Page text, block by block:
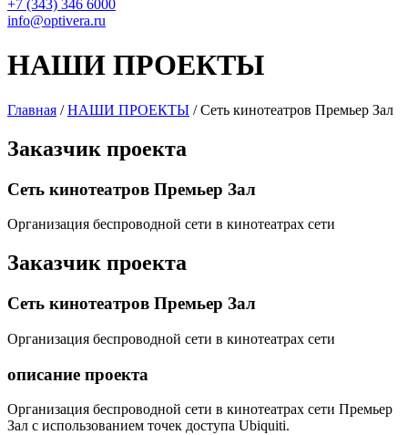
+7 (343) 346 6000
info@optivera.ru
НАШИ ПРОЕКТЫ
Главная / НАШИ ПРОЕКТЫ / Сеть кинотеатров Премьер Зал
Заказчик проекта
Сеть кинотеатров Премьер Зал
Организация беспроводной сети в кинотеатрах сети
Заказчик проекта
Сеть кинотеатров Премьер Зал
Организация беспроводной сети в кинотеатрах сети
описание проекта
Организация беспроводной сети в кинотеатрах сети Премьер
Зал с использованием точек доступа Ubiquiti.